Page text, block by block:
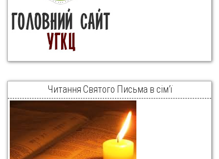
Читання Святого Письма в сім’ї